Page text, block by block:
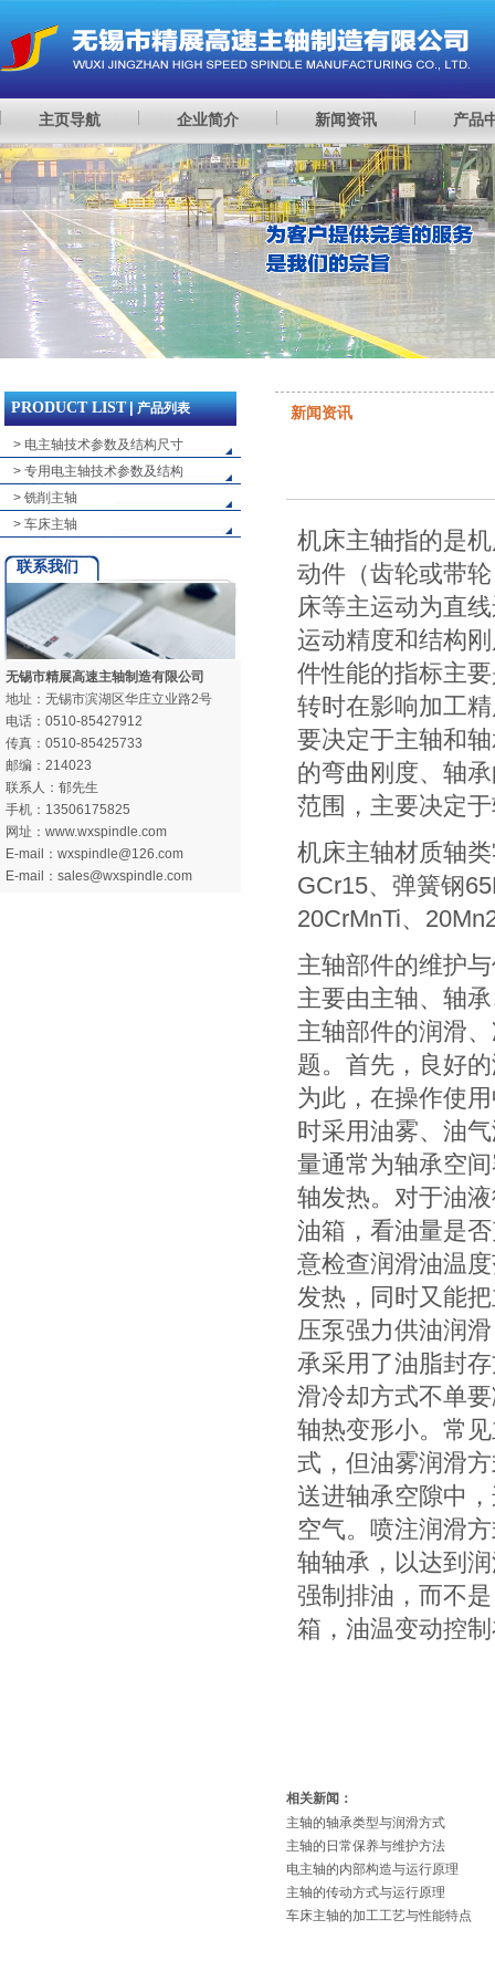
主页导航 企业简介 新闻资讯 产品
PRODUCT LIST | 产品列表
> 电主轴技术参数及结构尺寸
> 专用电主轴技术参数及结构
> 铣削主轴
> 车床主轴
联系我们
无锡市精展高速主轴制造有限公司
地址：无锡市滨湖区华庄立业路2号
电话：0510-85427912
传真：0510-85425733
邮编：214023
联系人：郁先生
手机：13506175825
网址：www.wxspindle.com
E-mail：wxspindle@126.com
E-mail：sales@wxspindle.com
新闻资讯
机床主轴指的是
动件（齿轮或带
床等主运动为直
运动精度和结构
件性能的指标主
转时在影响加工
要决定于主轴和
的弯曲刚度、轴
范围，主要决定
机床主轴材质轴
GCr15、弹簧钢
20CrMnTi、
主轴部件的维护
主要由主轴、轴
主轴部件的润滑
题。首先，良好
为此，在操作使
时采用油雾、油
量通常为轴承空
轴发热。对于油
油箱，看油量是
意检查润滑油温
发热，同时又能
压泵强力供油润
承采用了油脂封
滑冷却方式不单
轴热变形小。常
式，但油雾润滑
送进轴承空隙中
空气。喷注润滑
轴轴承，以达到
强制排油，而不
箱，油温变动控
相关新闻：
主轴的轴承类型与润滑方式
主轴的日常保养与维护方法
电主轴的内部构造与运行原理
主轴的传动方式与运行原理
车床主轴的加工工艺与性能特点